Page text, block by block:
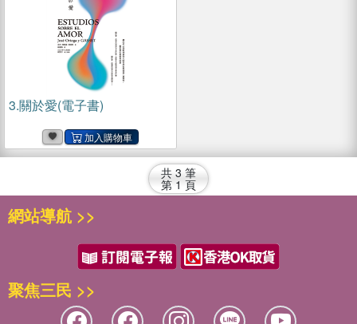
3.關於愛(電子書)
共 3 筆
第 1 頁
網站導航 >>
聚焦三民 >>